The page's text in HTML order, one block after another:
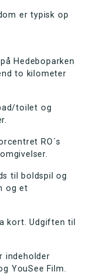
er typisk op
Hedeboparken
to kilometer
toilet og
RO´s
til boldspil og
og et
kort. Udgiften til
indeholder
YouSee Film.